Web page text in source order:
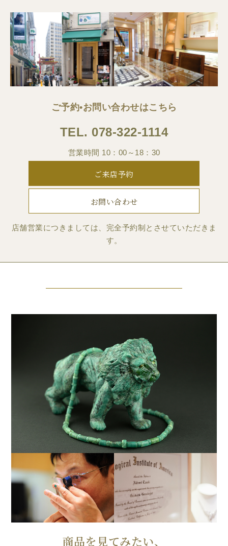
ご予約•お問い合わせはこちら
TEL. 078-322-1114
営業時間 10：00～18：30
ご来店予約
お問い合わせ
店舗営業につきましては、完全予約制とさせていただきま
す。
商品を見てみたい、